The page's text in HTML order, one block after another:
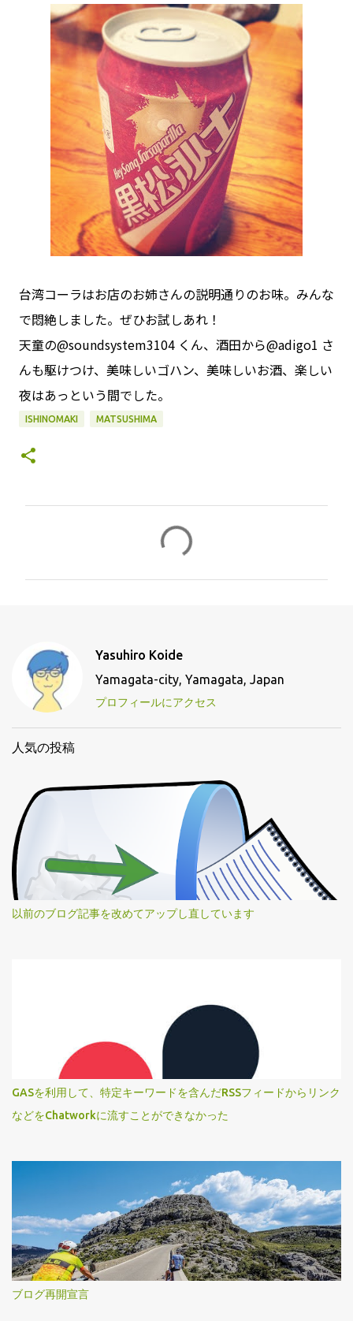
台湾コーラはお店のお姉さんの説明通りのお味。みんな
で悶絶しました。ぜひお試しあれ！
天童の@soundsystem3104 くん、酒田から@adigo1 さ
んも駆けつけ、美味しいゴハン、美味しいお酒、楽しい
夜はあっという間でした。
ISHINOMAKI MATSUSHIMA
Yasuhiro Koide
Yamagata-city, Yamagata, Japan
プロフィールにアクセス
人気の投稿
以前のブログ記事を改めてアップし直しています
GASを利用して、特定キーワードを含んだRSSフィードからリンク
などをChatworkに流すことができなかった
ブログ再開宣言